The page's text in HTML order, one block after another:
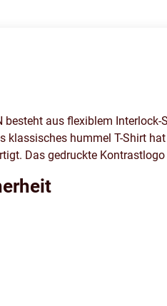
besteht aus flexiblem
klassisches hummel T-Shirt
Das gedruckte